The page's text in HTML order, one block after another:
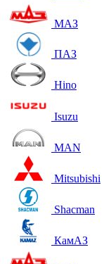
МАЗ
ПАЗ
Hino
Isuzu
MAN
Mitsubishi
Shacman
КамАЗ